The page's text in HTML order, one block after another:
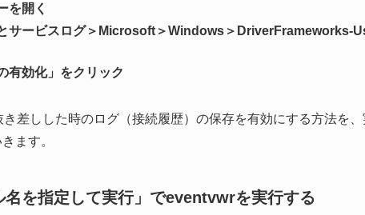
を開く
サービスログ＞Microsoft＞Windows＞DriverFrameworks-
有効化」をクリック
差しした時のログ（接続履歴）の保存を有効にする方法を
ます。
名を指定して実行」でeventvwrを実行する